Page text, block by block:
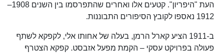
העת "היפריון". קטעים אלו ואחרים שהתפרסמו בין השנים 1908–
1912 נאספו לקובץ הסיפורים התבוננות.
ב-1911 הציע קארל הרמן, בעלה של אחותו אלי, לקפקא לשתף
פעולה בפרויקט עסקי – הקמת מפעל אזבסט. קפקא הצטרף